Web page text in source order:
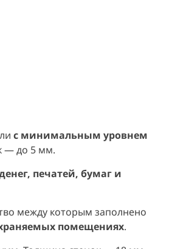
с минимальным уровнем
— до 5 мм.
печатей, бумаг и
между которым заполнено
помещениях.